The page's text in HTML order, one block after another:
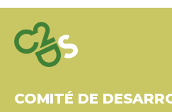
COMITÉ DE